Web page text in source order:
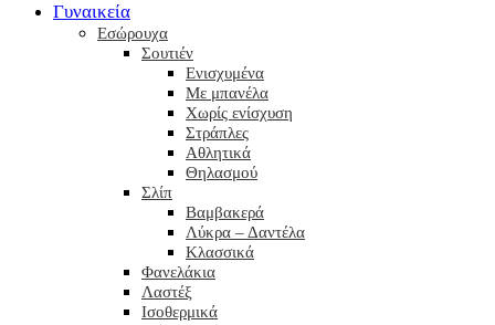
Γυναικεία
Εσώρουχα
Σουτιέν
Ενισχυμένα
Με μπανέλα
Χωρίς ενίσχυση
Στράπλες
Αθλητικά
Θηλασμού
Σλίπ
Βαμβακερά
Λύκρα – Δαντέλα
Κλασσικά
Φανελάκια
Λαστέξ
Ισοθερμικά